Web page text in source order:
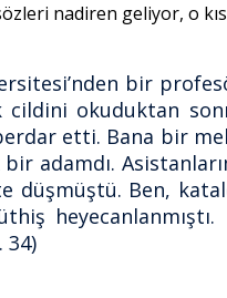
nadiren geliyor, o
bir
okuduktan
etti. Bana bir
adamdı.
düşmüştü. Ben,
34)